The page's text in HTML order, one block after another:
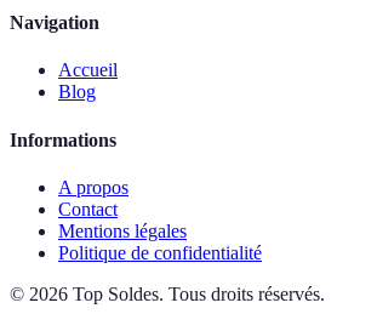
Navigation
Accueil
Blog
Informations
A propos
Contact
Mentions légales
Politique de confidentialité
© 2026 Top Soldes. Tous droits réservés.